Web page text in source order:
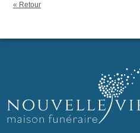
« Retour